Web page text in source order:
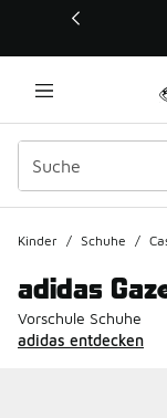
Dieser Link öffnet
Kinder / Schuhe /
adidas
Vorschule Schuhe
adidas entdecken